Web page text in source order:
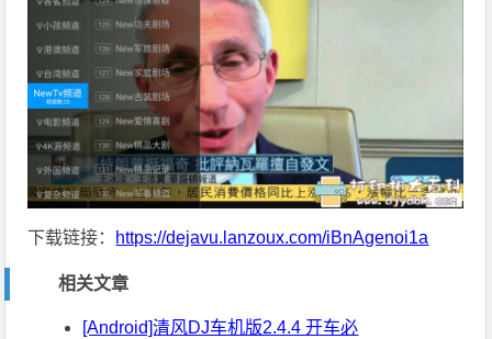
下载链接： https://dejavu.lanzoux.com/iBnAgenoi1a
相关文章
[Android]清风DJ车机版2.4.4 开车必